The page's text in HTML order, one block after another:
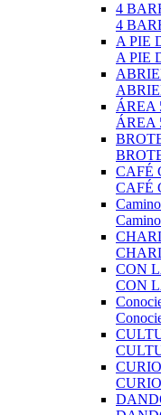
4
4
A PIE
A PIE
ÁREA
ÁREA
CAFÉ
CAFÉ
CON
CON